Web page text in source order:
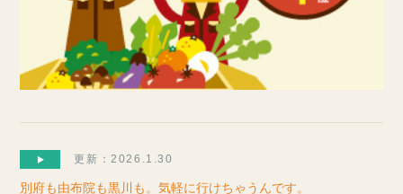
更新：2026.1.30
別府も由布院も黒川も。気軽に行けちゃうんです。